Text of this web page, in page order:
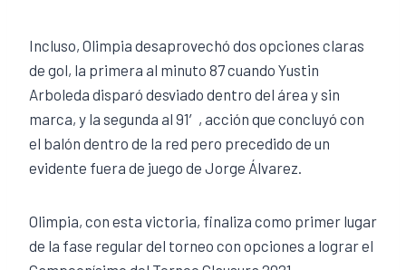
Incluso, Olimpia desaprovechó dos opciones claras
de gol, la primera al minuto 87 cuando Yustin
Arboleda disparó desviado dentro del área y sin
marca, y la segunda al 91′, acción que concluyó con
el balón dentro de la red pero precedido de un
evidente fuera de juego de Jorge Álvarez.
Olimpia, con esta victoria, finaliza como primer lugar
de la fase regular del torneo con opciones a lograr el